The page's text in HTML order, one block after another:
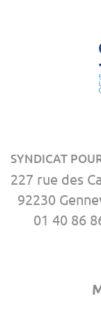
SYNDICAT
227 rue des
92230
01 40 86